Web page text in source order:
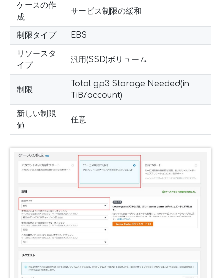
ケースの作
成
サービス制限の緩和
制限タイプ EBS
リソースタ
イプ
汎用(SSD)ボリューム
制限
Total gp3 Storage Needed(in
TiB/account)
新しい制限
値
任意